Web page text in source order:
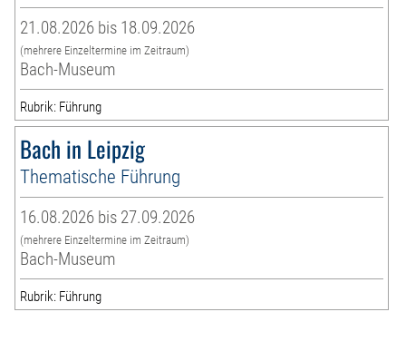
21.08.2026 bis 18.09.2026
(mehrere Einzeltermine im Zeitraum)
Bach-Museum
Rubrik: Führung
Bach in Leipzig
Thematische Führung
16.08.2026 bis 27.09.2026
(mehrere Einzeltermine im Zeitraum)
Bach-Museum
Rubrik: Führung